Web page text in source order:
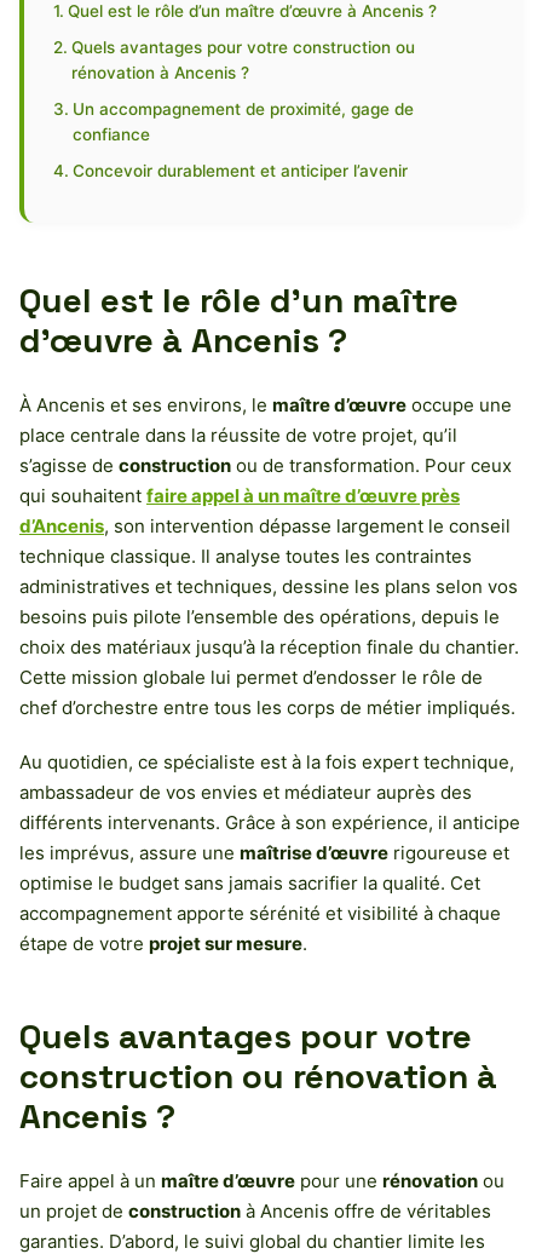
Quel est le rôle d’un maître d’œuvre à Ancenis ?
Quels avantages pour votre construction ou
rénovation à Ancenis ?
Un accompagnement de proximité, gage de
confiance
Concevoir durablement et anticiper l’avenir
Quel est le rôle d’un maître
d’œuvre à Ancenis ?
À Ancenis et ses environs, le maître d’œuvre occupe une
place centrale dans la réussite de votre projet, qu’il
s’agisse de construction ou de transformation. Pour ceux
qui souhaitent faire appel à un maître d’œuvre près
d’Ancenis, son intervention dépasse largement le conseil
technique classique. Il analyse toutes les contraintes
administratives et techniques, dessine les plans selon vos
besoins puis pilote l’ensemble des opérations, depuis le
choix des matériaux jusqu’à la réception finale du chantier.
Cette mission globale lui permet d’endosser le rôle de
chef d’orchestre entre tous les corps de métier impliqués.
Au quotidien, ce spécialiste est à la fois expert technique,
ambassadeur de vos envies et médiateur auprès des
différents intervenants. Grâce à son expérience, il anticipe
les imprévus, assure une maîtrise d’œuvre rigoureuse et
optimise le budget sans jamais sacrifier la qualité. Cet
accompagnement apporte sérénité et visibilité à chaque
étape de votre projet sur mesure.
Quels avantages pour votre
construction ou rénovation à
Ancenis ?
Faire appel à un maître d’œuvre pour une rénovation ou
un projet de construction à Ancenis offre de véritables
garanties. D’abord, le suivi global du chantier limite les